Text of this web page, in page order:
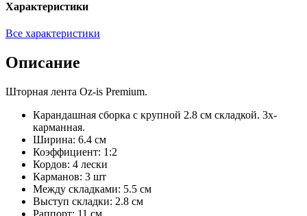
Характеристики
Все характеристики
Описание
Шторная лента Oz-is Premium.
Карандашная сборка с крупной 2.8 см складкой. 3х-
карманная.
Ширина: 6.4 см
Коэффициент: 1:2
Кордов: 4 лески
Карманов: 3 шт
Между складками: 5.5 см
Выступ складки: 2.8 см